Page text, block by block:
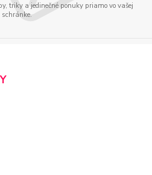
triky a jedinečné ponuky priamo vo vašej
schránke.